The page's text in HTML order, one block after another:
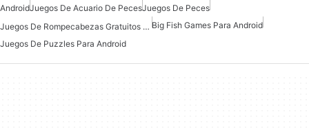
AndroidJuegos De Acuario De PecesJuegos De Peces
Juegos De Rompecabezas Gratuitos Para Android Big Fish Games Para Android
Juegos De Puzzles Para Android